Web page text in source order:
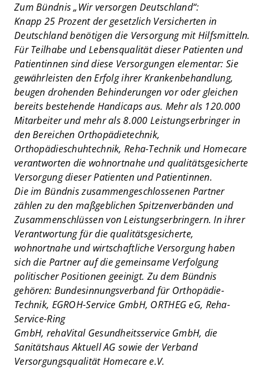
Zum Bündnis „Wir versorgen Deutschland“:
Knapp 25 Prozent der gesetzlich Versicherten in
Deutschland benötigen die Versorgung mit Hilfsmitteln.
Für Teilhabe und Lebensqualität dieser Patienten und
Patientinnen sind diese Versorgungen elementar: Sie
gewährleisten den Erfolg ihrer Krankenbehandlung,
beugen drohenden Behinderungen vor oder gleichen
bereits bestehende Handicaps aus. Mehr als 120.000
Mitarbeiter und mehr als 8.000 Leistungserbringer in
den Bereichen Orthopädietechnik,
Orthopädieschuhtechnik, Reha-Technik und Homecare
verantworten die wohnortnahe und qualitätsgesicherte
Versorgung dieser Patienten und Patientinnen.
Die im Bündnis zusammengeschlossenen Partner
zählen zu den maßgeblichen Spitzenverbänden und
Zusammenschlüssen von Leistungserbringern. In ihrer
Verantwortung für die qualitätsgesicherte,
wohnortnahe und wirtschaftliche Versorgung haben
sich die Partner auf die gemeinsame Verfolgung
politischer Positionen geeinigt. Zu dem Bündnis
gehören: Bundesinnungsverband für Orthopädie-
Technik, EGROH-Service GmbH, ORTHEG eG, Reha-
Service-Ring
GmbH, rehaVital Gesundheitsservice GmbH, die
Sanitätshaus Aktuell AG sowie der Verband
Versorgungsqualität Homecare e.V.